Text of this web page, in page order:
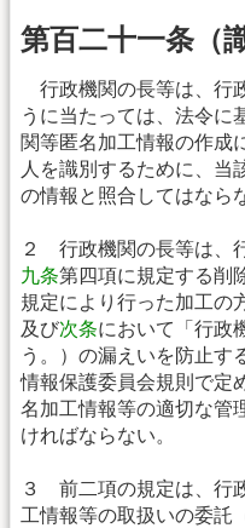
第百二十一条（
行政機関の長等は、行
うに当たっては、法令に
関等匿名加工情報の作成
人を識別するために、当
の情報と照合してはなら
２ 行政機関の長等は、
九条第四項に規定する削
規定により行った加工の
及び次条において「行政
う。）の漏えいを防止す
情報保護委員会規則で定
名加工情報等の適切な管
ければならない。
３ 前二項の規定は、行
工情報等の取扱いの委託